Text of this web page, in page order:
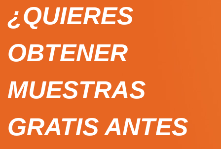
¿QUIERES
OBTENER
MUESTRAS
GRATIS ANTES